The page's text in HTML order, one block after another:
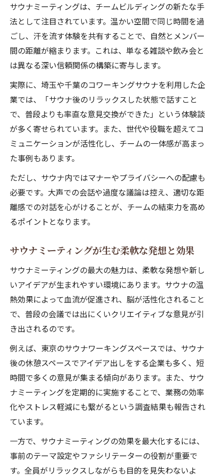
サウナ付きワーキングスペースの魅力を探る
サウナ付きワーキングスペースの活用メリ
ット
サウナ×仕事の新しい働き方が注目される
サウナワーキングスペースでの快適な過ご
し方
サウナで生まれるネットワーク作りのコツ
サウナ施設の設備やサービスを比較検証
ビジネス効率化にはサウナという選択肢も
サウナ活用で会議効率と成果を同時に高め
る
サウナワーキングスペースの活用ノウハウ
サウナでのリラックスが生産性を向上させ
サウナミーティングで得られる具体的メリ
ット
サウナ施設でのビジネスマナーを解説
サウナミーティングは、チームビルディングの新たな手
法として注目されています。温かい空間で同じ時間を過
ごし、汗を流す体験を共有することで、自然とメンバー
間の距離が縮まります。これは、単なる雑談や飲み会と
は異なる深い信頼関係の構築に寄与します。
実際に、埼玉や千葉のコワーキングサウナを利用した企
業では、「サウナ後のリラックスした状態で話すこと
で、普段よりも率直な意見交換ができた」という体験談
が多く寄せられています。また、世代や役職を超えてコ
ミュニケーションが活性化し、チームの一体感が高まっ
た事例もあります。
ただし、サウナ内ではマナーやプライバシーへの配慮も
必要です。大声での会話や過度な議論は控え、適切な距
離感での対話を心がけることが、チームの結束力を高め
るポイントとなります。
サウナミーティングが生む柔軟な発想と効果
サウナミーティングの最大の魅力は、柔軟な発想や新し
いアイデアが生まれやすい環境にあります。サウナの温
熱効果によって血流が促進され、脳が活性化されること
で、普段の会議では出にくいクリエイティブな意見が引
き出されるのです。
例えば、東京のサウナワーキングスペースでは、サウナ
後の休憩スペースでアイデア出しをする企業も多く、短
時間で多くの意見が集まる傾向があります。また、サウ
ナミーティングを定期的に実施することで、業務の効率
化やストレス軽減にも繋がるという調査結果も報告され
ています。
一方で、サウナミーティングの効果を最大化するには、
事前のテーマ設定やファシリテーターの役割が重要で
す。全員がリラックスしながらも目的を見失わないよ